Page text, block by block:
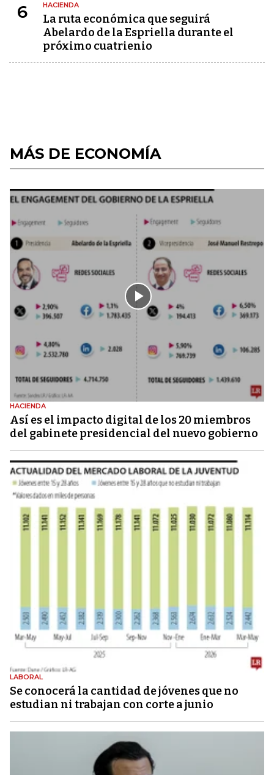
6 HACIENDA
La ruta económica que seguirá
Abelardo de la Espriella durante el
próximo cuatrienio
MÁS DE ECONOMÍA
HACIENDA
Así es el impacto digital de los 20 miembros
del gabinete presidencial del nuevo gobierno
LABORAL
Se conocerá la cantidad de jóvenes que no
estudian ni trabajan con corte a junio